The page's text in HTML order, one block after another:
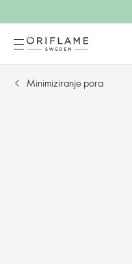
Minimiziranje pora